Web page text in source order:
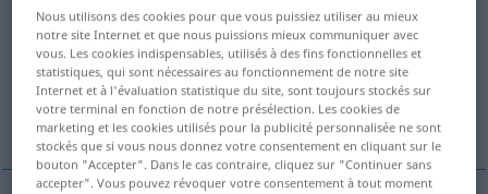
Vue d'ensemble de toutes les traductions
(Pour plus d'informations, cliquez sur/touchez la traduction)
fatal day
Nous utilisons des cookies pour que vous puissiez utiliser au mieux
notre site Internet et que nous puissions mieux communiquer avec
vous. Les cookies indispensables, utilisés à des fins fonctionnelles et
statistiques, qui sont nécessaires au fonctionnement de notre site
Internet et à l'évaluation statistique du site, sont toujours stockés sur
votre terminal en fonction de notre présélection. Les cookies de
marketing et les cookies utilisés pour la publicité personnalisée ne sont
stockés que si vous nous donnez votre consentement en cliquant sur le
bouton "Accepter". Dans le cas contraire, cliquez sur "Continuer sans
accepter". Vous pouvez révoquer votre consentement à tout moment